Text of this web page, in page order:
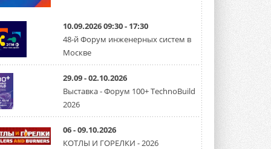
10.09.2026 09:30 - 17:30
48-й Форум инженерных систем в
Москве
29.09 - 02.10.2026
Выставка - Форум 100+ TechnoBuild
2026
06 - 09.10.2026
КОТЛЫ И ГОРЕЛКИ - 2026